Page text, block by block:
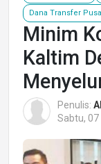
Dana Transfer
Minim
Kaltim
Penulis:
Sabtu, 07